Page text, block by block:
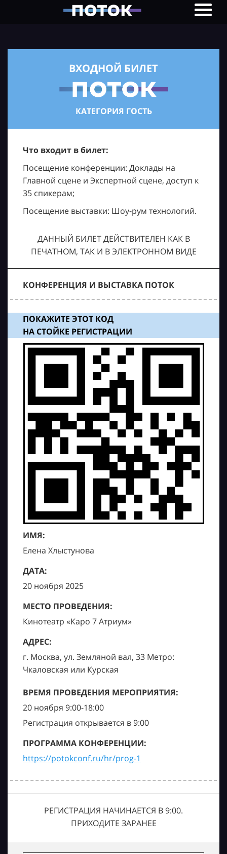
ВХОДНОЙ БИЛЕТ
КАТЕГОРИЯ ГОСТЬ
Что входит в билет:
Посещение конференции: Доклады на
Главной сцене и Экспертной сцене, доступ к
35 спикерам;
Посещение выставки: Шоу-рум технологий.
ДАННЫЙ БИЛЕТ ДЕЙСТВИТЕЛЕН КАК В
ПЕЧАТНОМ, ТАК И В ЭЛЕКТРОННОМ ВИДЕ
КОНФЕРЕНЦИЯ И ВЫСТАВКА ПОТОК
ПОКАЖИТЕ ЭТОТ КОД
НА СТОЙКЕ РЕГИСТРАЦИИ
ИМЯ:
Елена Хлыстунова
ДАТА:
20 ноября 2025
МЕСТО ПРОВЕДЕНИЯ:
Кинотеатр «Каро 7 Атриум»
АДРЕС:
г. Москва, ул. Земляной вал, 33 Метро:
Чкаловская или Курская
ВРЕМЯ ПРОВЕДЕНИЯ МЕРОПРИЯТИЯ:
20 ноября 9:00-18:00
Регистрация открывается в 9:00
ПРОГРАММА КОНФЕРЕНЦИИ:
https://potokconf.ru/hr/prog-1
РЕГИСТРАЦИЯ НАЧИНАЕТСЯ В 9:00.
ПРИХОДИТЕ ЗАРАНЕЕ